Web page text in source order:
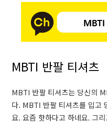
MBTI 반팔 티셔츠
MBTI 반팔 티셔츠는 당신의
다. MBTI 반팔 티셔츠를 입고
요. 요즘 핫하다고 하네요. 그